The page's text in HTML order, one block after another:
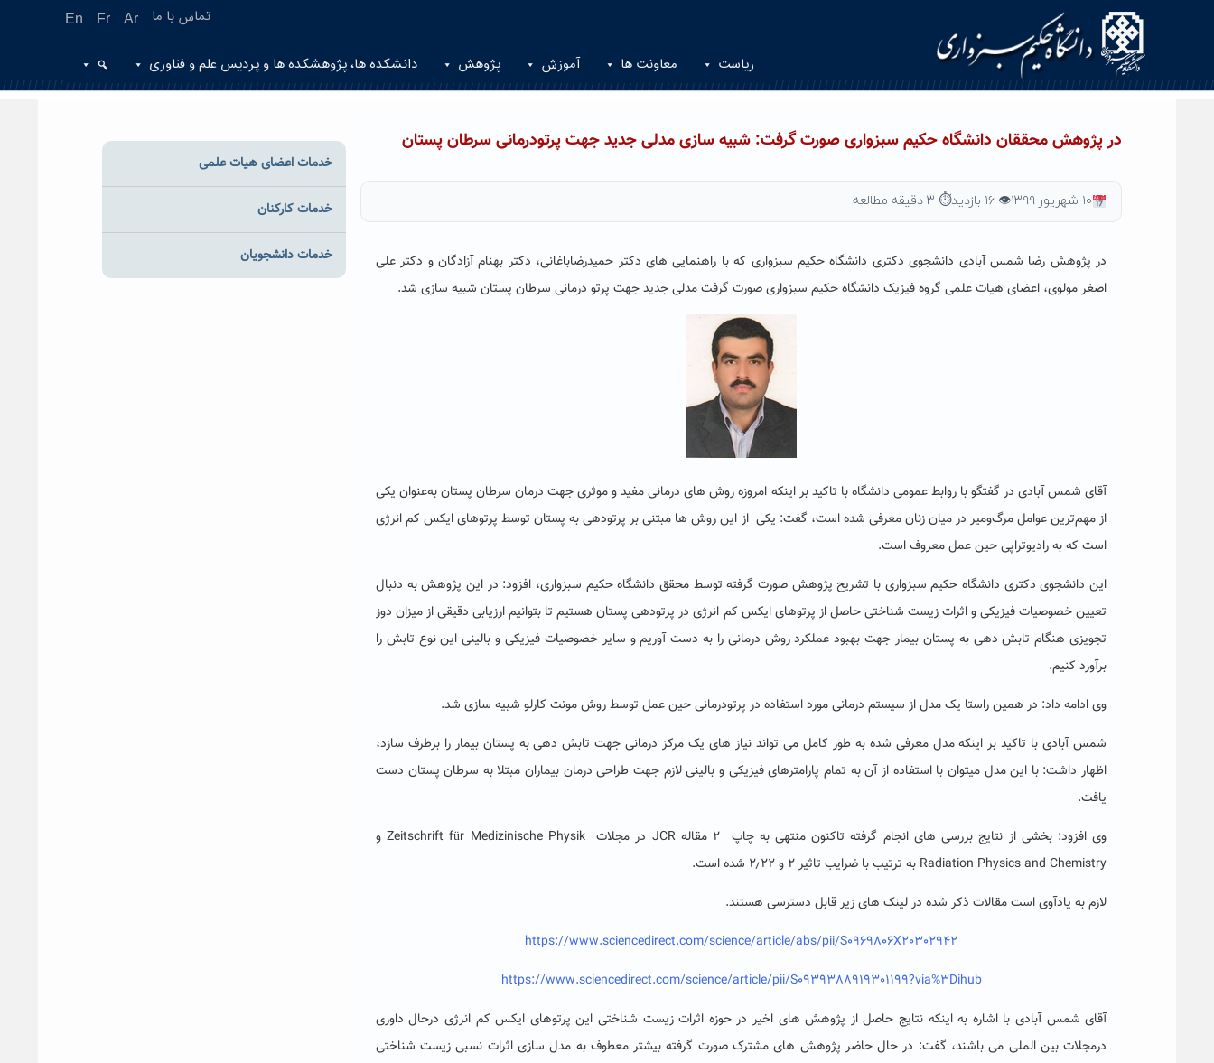
En Fr Ar تماس با ما
ریاست معاونت ها آموزش پژوهش دانشکده ها، پژوهشکده ها و پردیس علم و فناوری
در پژوهش محققان دانشگاه حکیم سبزواری صورت گرفت: شبیه سازی مدلی جدید جهت پرتودرمانی سرطان پستان
۱۰ شهریور ۱۳۹۹ 👁 ۱۶ بازدید ⏱ ۳ دقیقه مطالعه
در پژوهش رضا شمس آبادی دانشجوی دکتری دانشگاه حکیم سبزواری که با راهنمایی های دکتر حمیدرضاباغانی، دکتر بهنام آزادگان و دکتر علی
اصغر مولوی، اعضای هیات علمی گروه فیزیک دانشگاه حکیم سبزواری صورت گرفت مدلی جدید جهت پرتو درمانی سرطان پستان شبیه سازی شد.
آقای شمس آبادی در گفتگو با روابط عمومی دانشگاه با تاکید بر اینکه امروزه روش های درمانی مفید و موثری جهت درمان سرطان پستان به‌عنوان یکی
از مهم‌ترین عوامل مرگ‌ومیر در میان زنان معرفی شده است، گفت: یکی از این روش ها مبتنی بر پرتودهی به پستان توسط پرتوهای ایکس کم انرژی
است که به رادیوتراپی حین عمل معروف است.
این دانشجوی دکتری دانشگاه حکیم سبزواری با تشریح پژوهش صورت گرفته توسط محقق دانشگاه حکیم سبزواری، افزود: در این پژوهش به دنبال
تعیین خصوصیات فیزیکی و اثرات زیست شناختی حاصل از پرتوهای ایکس کم انرژی در پرتودهی پستان هستیم تا بتوانیم ارزیابی دقیقی از میزان دوز
تجویزی هنگام تابش دهی به پستان بیمار جهت بهبود عملکرد روش درمانی را به دست آوریم و سایر خصوصیات فیزیکی و بالینی این نوع تابش را
برآورد کنیم.
وی ادامه داد: در همین راستا یک مدل از سیستم درمانی مورد استفاده در پرتودرمانی حین عمل توسط روش مونت کارلو شبیه سازی شد.
شمس آبادی با تاکید بر اینکه مدل معرفی شده به طور کامل می تواند نیاز های یک مرکز درمانی جهت تابش دهی به پستان بیمار را برطرف سازد،
اظهار داشت: با این مدل می­توان با استفاده از آن به تمام پارامترهای فیزیکی و بالینی لازم جهت طراحی درمان بیماران مبتلا به سرطان پستان دست
یافت.
وی افزود: بخشی از نتایج بررسی های انجام گرفته تاکنون منتهی به چاپ ۲ مقاله JCR در مجلات Zeitschrift für Medizinische Physik و
Radiation Physics and Chemistry به ترتیب با ضرایب تاثیر ۲ و ۲٫۲۲ شده است.
لازم به یادآوی است مقالات ذکر شده در لینک های زیر قابل دسترسی هستند.
https://www.sciencedirect.com/science/article/abs/pii/S0969806X20302942
https://www.sciencedirect.com/science/article/pii/S0939388919301199?via%3Dihub
آقای شمس آبادی با اشاره به اینکه نتایج حاصل از پژوهش های اخیر در حوزه اثرات زیست شناختی این پرتوهای ایکس کم انرژی درحال داوری
درمجلات بین الملی می باشند، گفت: در حال حاضر پژوهش های مشترک صورت گرفته بیشتر معطوف به مدل سازی اثرات نسبی زیست شناختی
خدمات اعضای هیات علمی
خدمات کارکنان
خدمات دانشجویان